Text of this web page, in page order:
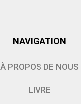
NAVIGATION
À PROPOS DE NOUS
LIVRE